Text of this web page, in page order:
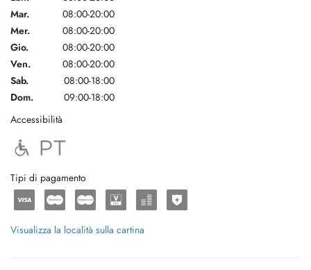
Mar.
08:00-20:00
Mer.
08:00-20:00
Gio.
08:00-20:00
Ven.
08:00-20:00
Sab.
08:00-18:00
Dom.
09:00-18:00
Accessibilità
Tipi di pagamento
Visualizza la località sulla cartina